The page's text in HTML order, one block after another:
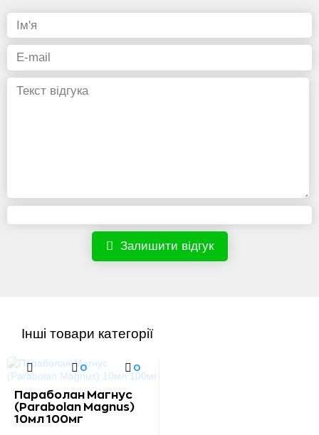
Залишити відгук
Інші товари категорії
0 0
Параболан Магнус
(Parabolan Magnus)
10мл 100мг